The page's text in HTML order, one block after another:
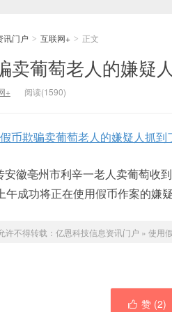
讯门户 > 互联网+ > 正文
卖葡萄老人的嫌疑
+ 阅读(1590)
币欺骗卖葡萄老人的嫌疑人抓到
安徽亳州市利辛一老人卖葡萄收
成功将正在使用假币作案的嫌
许不得转载： 亿恩科技信息资讯门户 » 使用
 赞 (2)